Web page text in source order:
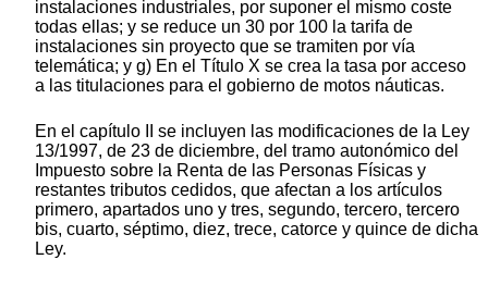
instalaciones industriales, por suponer el mismo coste
todas ellas; y se reduce un 30 por 100 la tarifa de
instalaciones sin proyecto que se tramiten por vía
telemática; y g) En el Título X se crea la tasa por acceso
a las titulaciones para el gobierno de motos náuticas.
En el capítulo II se incluyen las modificaciones de la Ley
13/1997, de 23 de diciembre, del tramo autonómico del
Impuesto sobre la Renta de las Personas Físicas y
restantes tributos cedidos, que afectan a los artículos
primero, apartados uno y tres, segundo, tercero, tercero
bis, cuarto, séptimo, diez, trece, catorce y quince de dicha
Ley.